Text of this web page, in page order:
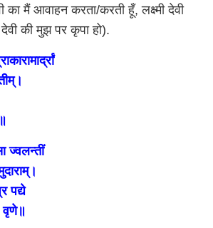
का मैं आवाहन करता/करती हूँ, लक्ष्मी देवी
देवी की मुझ पर कृपा हो).
ज्वलन्तीं
पद्ये
वृणे॥